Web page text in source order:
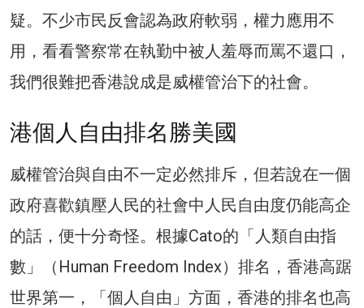
疑。不少市民反會認為政府軟弱，權力應用不
用，看看警察常在執勤中被人羞辱而罵不還口，
我們很難把香港說成是威權管治下的社會。
港個人自由排名勝美國
威權管治與自由不一定必然排斥，但若說在一個
政府喜歡鎮壓人民的社會中人民自由度仍能高企
的話，便十分奇怪。根據Cato的「人類自由指
數」（Human Freedom Index）排名，香港高踞
世界第一，「個人自由」方面，香港的排名也高